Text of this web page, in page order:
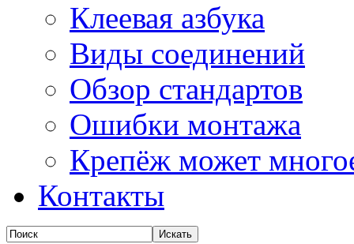
Клеевая азбука
Виды соединений
Обзор стандартов
Ошибки монтажа
Крепёж может
Контакты